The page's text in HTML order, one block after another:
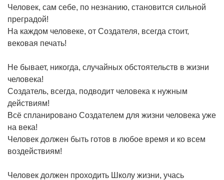
Человек, сам себе, по незнанию, становится сильной
преградой!
На каждом человеке, от Создателя, всегда стоит,
вековая печать!
Не бывает, никогда, случайных обстоятельств в жизни
человека!
Создатель, всегда, подводит человека к нужным
действиям!
Всё спланировано Создателем для жизни человека уже
на века!
Человек должен быть готов в любое время и ко всем
воздействиям!
Человек должен проходить Школу жизни, учась